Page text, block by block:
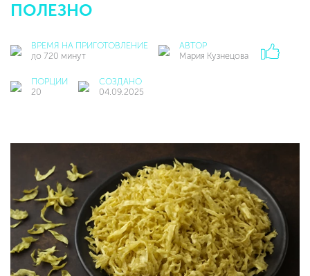
ПОЛЕЗНО
ВРЕМЯ НА ПРИГОТОВЛЕНИЕ
до 720 минут
АВТОР
Мария Кузнецова
ПОРЦИИ
20
СОЗДАНО
04.09.2025